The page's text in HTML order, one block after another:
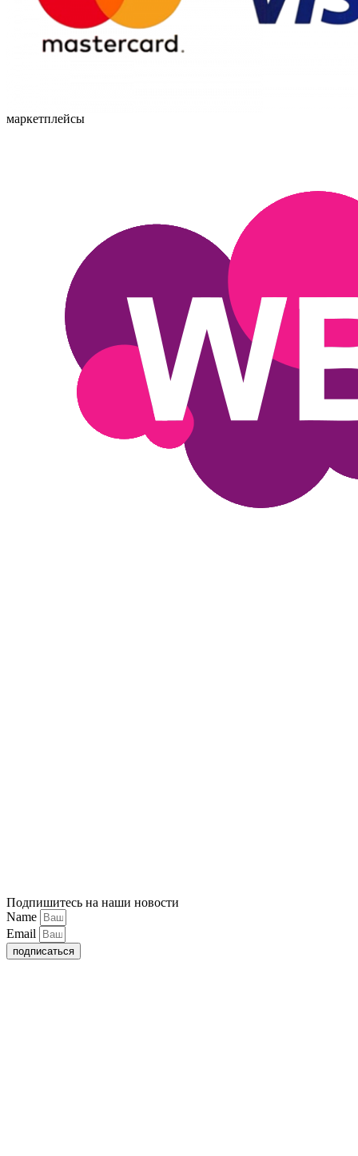
маркетплейсы
Подпишитесь на наши новости
Name
Email
подписаться